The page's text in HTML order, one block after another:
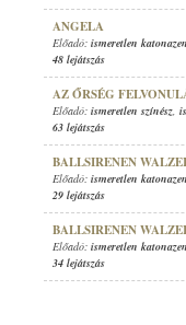
ANGELA
Előadó: ismeretlen
48 lejátszás
AZ ŐRSÉG
Előadó: ismeretlen színész,
63 lejátszás
BALLSIRENEN
Előadó: ismeretlen
29 lejátszás
BALLSIRENEN
Előadó: ismeretlen
34 lejátszás